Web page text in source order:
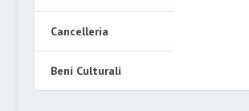
Cancelleria
Beni Culturali